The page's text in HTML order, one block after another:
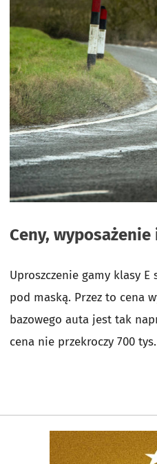
Ceny,
Uproszczenie gamy klasy
pod maską. Przez to cena
bazowego auta jest tak
cena nie przekroczy 700 tys.